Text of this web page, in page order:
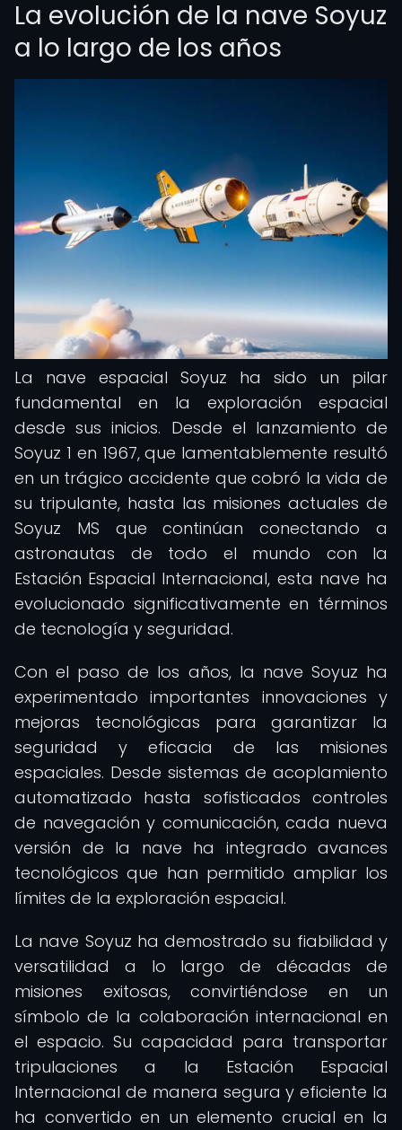
La evolución de la nave Soyuz
a lo largo de los años
La nave espacial Soyuz ha sido un pilar
fundamental en la exploración espacial
desde sus inicios. Desde el lanzamiento de
Soyuz 1 en 1967, que lamentablemente resultó
en un trágico accidente que cobró la vida de
su tripulante, hasta las misiones actuales de
Soyuz MS que continúan conectando a
astronautas de todo el mundo con la
Estación Espacial Internacional, esta nave ha
evolucionado significativamente en términos
de tecnología y seguridad.
Con el paso de los años, la nave Soyuz ha
experimentado importantes innovaciones y
mejoras tecnológicas para garantizar la
seguridad y eficacia de las misiones
espaciales. Desde sistemas de acoplamiento
automatizado hasta sofisticados controles
de navegación y comunicación, cada nueva
versión de la nave ha integrado avances
tecnológicos que han permitido ampliar los
límites de la exploración espacial.
La nave Soyuz ha demostrado su fiabilidad y
versatilidad a lo largo de décadas de
misiones exitosas, convirtiéndose en un
símbolo de la colaboración internacional en
el espacio. Su capacidad para transportar
tripulaciones a la Estación Espacial
Internacional de manera segura y eficiente la
ha convertido en un elemento crucial en la